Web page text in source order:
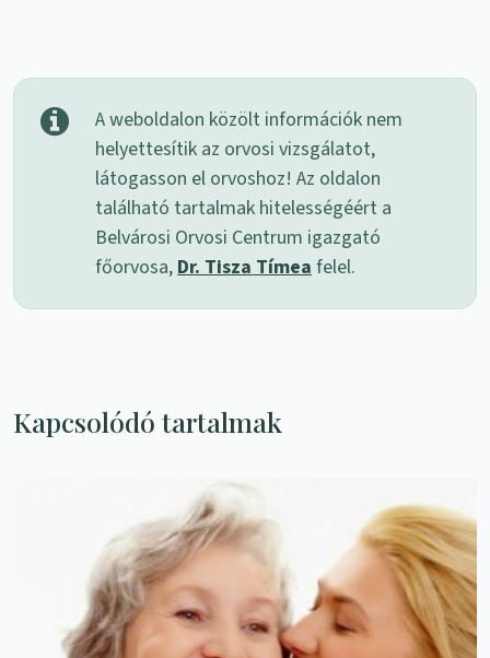
A weboldalon közölt információk nem
helyettesítik az orvosi vizsgálatot,
látogasson el orvoshoz! Az oldalon
található tartalmak hitelességéért a
Belvárosi Orvosi Centrum igazgató
főorvosa,Dr. Tisza Tímeafelel.
Kapcsolódó tartalmak